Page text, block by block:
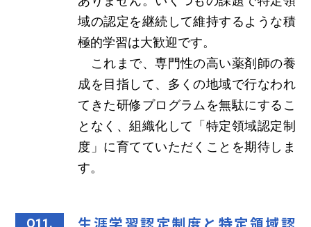
域の認定を継続して維持するような積
極的学習は大歓迎です。
これまで、専門性の高い薬剤師の養
成を目指して、多くの地域で行なわれ
てきた研修プログラムを無駄にするこ
となく、組織化して「特定領域認定制
度」に育てていただくことを期待しま
す。
Q11.